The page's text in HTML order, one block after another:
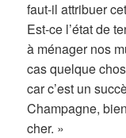
faut-il attribuer
Est-ce l’état de
à ménager nos
cas quelque
car c’est un
Champagne,
cher. »